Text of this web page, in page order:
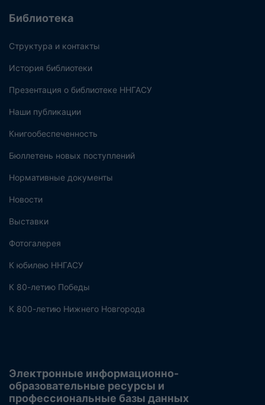
Библиотека
Структура и контакты
История библиотеки
Презентация о библиотеке ННГАСУ
Наши публикации
Книгообеспеченность
Бюллетень новых поступлений
Нормативные документы
Новости
Выставки
Фотогалерея
К юбилею ННГАСУ
К 80-летию Победы
К 800-летию Нижнего Новгорода
Электронные информационно-
образовательные ресурсы и
профессиональные базы данных